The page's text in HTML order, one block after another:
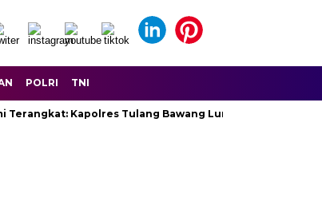
POLRI TNI
Kapolres Tulang Bawang Lunasi Seluruh Hutangnya